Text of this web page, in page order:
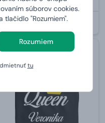
súborov cookies.
tlačidlo "Rozumiem".
Rozumiem
tu
35, 99 €
U VÁS: 10.8.2026
Vlastný text zadarmo